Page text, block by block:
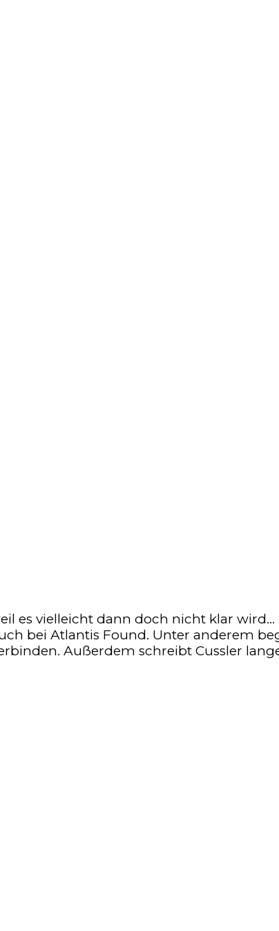
es vielleicht dann doch nicht klar
bei Atlantis Found. Unter anderem
Außerdem schreibt Cussler